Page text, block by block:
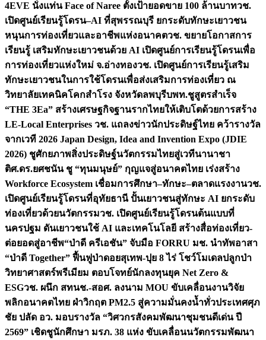
4EVE นั่งแท่น Face of Naree ตั้งเป้ายอดขาย 100 ล้านบาทวช.
เปิดศูนย์เรียนรู้โดรน–AI ที่สุพรรณบุรี ยกระดับทักษะเยาวชน
หนุนการท่องเที่ยวและอาชีพแห่งอนาคตวช. ขยายโอกาสการ
เรียนรู้ เสริมทักษะเยาวชนด้วย AI เปิดศูนย์การเรียนรู้โดรนเพื่อ
การท่องเที่ยวแห่งใหม่ จ.อ่างทองวช. เปิดศูนย์การเรียนรู้เสริม
ทักษะเยาวชนในการใช้โดรนเพื่อส่งเสริมการท่องเที่ยว ณ
วิทยาลัยเทคนิคโคกสำโรง จังหวัดลพบุรีบพท.ชูสูตรสำเร็จ
“THE 3Ea” สร้างเศรษฐกิจฐานรากไทยให้เติบโตด้วยการสร้าง
LE-Local Enterprises วช. แถลงข่าวนักประดิษฐ์ไทย คว้ารางวัล
จากเวที 2026 Japan Design, Idea and Invention Expo (JDIE
2026) ชูศักยภาพสิ่งประดิษฐ์นวัตกรรมไทยสู่เวทีนานาชา
ติศ.ดร.ยศชนัน ชู “ทุนมนุษย์” กุญแจสู่อนาคตไทย เร่งสร้าง
Workforce Ecosystem เชื่อมการศึกษา–ทักษะ–ตลาดแรงงานวช.
เปิดศูนย์เรียนรู้โดรนที่อุทัยธานี ปั้นเยาวชนสู่ทักษะ AI ยกระดับ
ท่องเที่ยวด้วยนวัตกรรมวช. เปิดศูนย์เรียนรู้โดรนต้นแบบที่
นครปฐม ดันเยาวชนใช้ AI และเทคโนโลยี สร้างสื่อท่องเที่ยว-
ต่อยอดสู่อาชีพ“ป่าดี ครีเอชัน” จับมือ FORRU มช. นำทัพอาสา
“ป่าดี Together” ฟื้นฟูป่าดอยสุเทพ-ปุย 8 ไร่ โชว์โมเดลปลูกป่า
วิทยาศาสตร์พรีเมียม ตอบโจทย์นักลงทุนยุค Net Zero &
ESGวช. ผนึก สทนช.-สอศ. ลงนาม MOU ขับเคลื่อนงานวิจัย
พลิกอนาคตไทย ฝ่าวิกฤต PM2.5 สู่ความมั่นคงน้ำทั่วประเทศศุภ
ชัย ปลัด อว. มอบรางวัล “วิศวกรสังคมพัฒนาชุมชนดีเด่น ปี
2569” เชิดชูนักศึกษา มรภ. 38 แห่ง ขับเคลื่อนนวัตกรรมพัฒนา